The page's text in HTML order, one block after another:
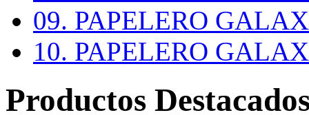
09. PAPELERO
10. PAPELERO
Productos